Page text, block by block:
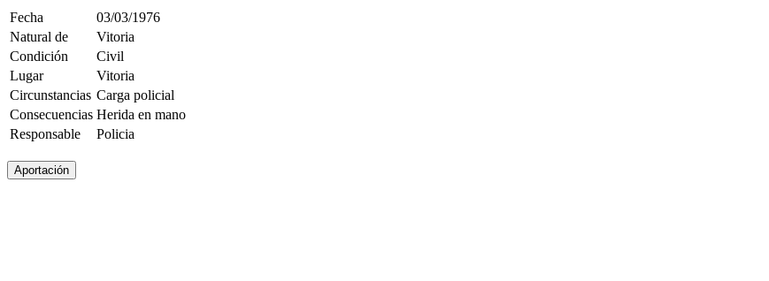
Fecha
03/03/1976
Natural de
Vitoria
Condición
Civil
Lugar
Vitoria
Circunstancias Carga policial
Consecuencias Herida en mano
Responsable
Policia